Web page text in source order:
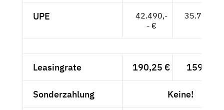
UPE
42.490,-
- €
35.706,--
Leasingrate 190,25 € 159,87 €
Sonderzahlung Keine!